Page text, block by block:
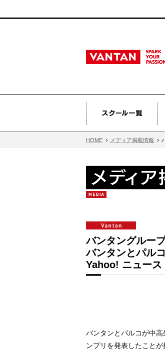
HOME メディア掲載情報
バンタングルー
バンタンとパル
Yahoo! ニュー
バンタンとパルコが中
ンプリを発表したことが